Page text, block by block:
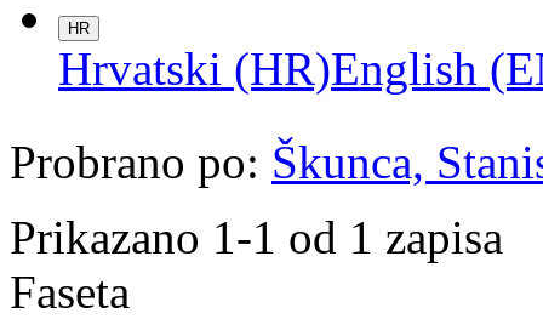
HR
Hrvatski (HR)English
Probrano po: Škunca,
Prikazano 1-1 od 1 zapisa
Faseta